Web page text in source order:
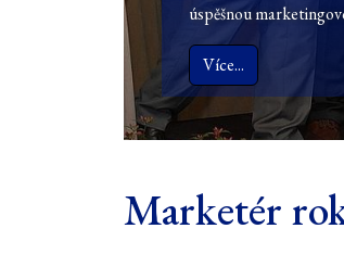
úspěšnou
Více...
Marketér